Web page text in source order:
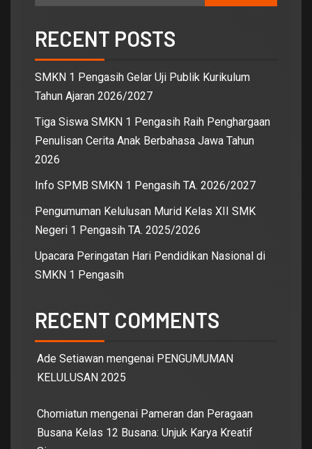
RECENT POSTS
SMKN 1 Pengasih Gelar Uji Publik Kurikulum
Tahun Ajaran 2026/2027
Tiga Siswa SMKN 1 Pengasih Raih Penghargaan
Penulisan Cerita Anak Berbahasa Jawa Tahun
2026
Info SPMB SMKN 1 Pengasih TA. 2026/2027
Pengumuman Kelulusan Murid Kelas XII SMK
Negeri 1 Pengasih TA. 2025/2026
Upacara Peringatan Hari Pendidikan Nasional di
SMKN 1 Pengasih
RECENT COMMENTS
Ade Setiawan mengenai PENGUMUMAN
KELULUSAN 2025
Chomiatun mengenai Pameran dan Peragaan
Busana Kelas 12 Busana: Unjuk Karya Kreatif